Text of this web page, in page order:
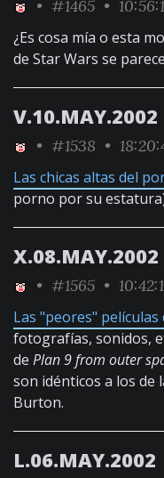
• #1465 •
¿Es cosa mía o esta
de Star Wars se
V.10.MAY.2002
• #1538 •
Las chicas altas del
porno por su
X.08.MAY.2002
• #1565 •
Las "peores"
fotografías, sonidos,
de Plan 9 from outer
son idénticos a los de
Burton.
L.06.MAY.2002